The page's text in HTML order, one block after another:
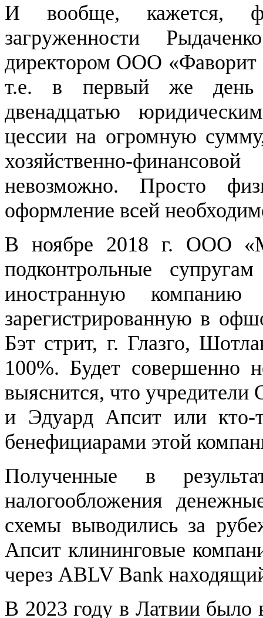
И вообще, кажется,
загруженности
директором ООО «Фаворит
т.е. в первый же день
двенадцатью
цессии на огромную
хозяйственно-
невозможно. Просто
оформление всей
В ноябре 2018 г. ООО
подконтрольные
иностранную
зарегистрированную в
Бэт стрит, г. Глазго,
100%. Будет совершенно
выяснится, что
и Эдуард Апсит или кто-
бенефициарами этой
Полученные в
налогообложения
схемы выводились за
Апсит клининговые
через ABLV Bank
В 2023 году в Латвии было